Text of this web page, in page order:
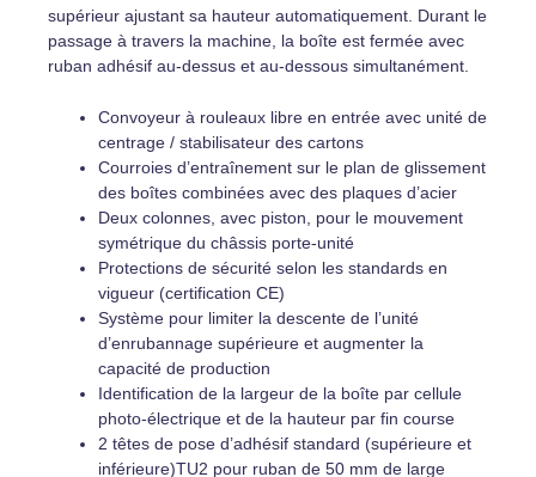
supérieur ajustant sa hauteur automatiquement. Durant le
passage à travers la machine, la boîte est fermée avec
ruban adhésif au-dessus et au-dessous simultanément.
Convoyeur à rouleaux libre en entrée avec unité de
centrage / stabilisateur des cartons
Courroies d’entraînement sur le plan de glissement
des boîtes combinées avec des plaques d’acier
Deux colonnes, avec piston, pour le mouvement
symétrique du châssis porte-unité
Protections de sécurité selon les standards en
vigueur (certification CE)
Système pour limiter la descente de l’unité
d’enrubannage supérieure et augmenter la
capacité de production
Identification de la largeur de la boîte par cellule
photo-électrique et de la hauteur par fin course
2 têtes de pose d’adhésif standard (supérieure et
inférieure)TU2 pour ruban de 50 mm de large